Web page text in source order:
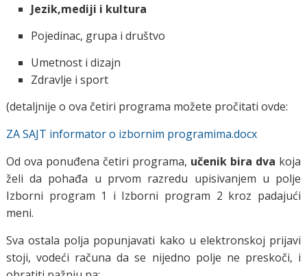
Jezik,mediji i kultura
Pojedinac, grupa i društvo
Umetnost i dizajn
Zdravlje i sport
(detaljnije o ova četiri programa možete pročitati ovde:
ZA SAJT informator o izbornim programima.docx
Od ova ponuđena četiri programa, učenik bira dva koja
želi da pohađa u prvom razredu upisivanjem u polje
Izborni program 1 i Izborni program 2 kroz padajući
meni.
Sva ostala polja popunjavati kako u elektronskoj prijavi
stoji, vodeći računa da se nijedno polje ne preskoči, i